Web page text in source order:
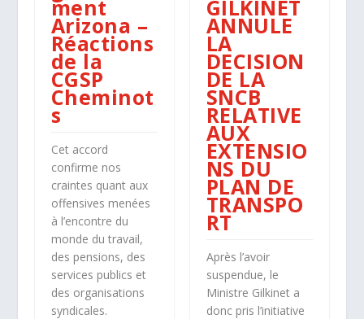
ment
Arizona –
Réactions
de la
CGSP
Cheminot
s
Cet accord
confirme nos
craintes quant aux
offensives menées
à l’encontre du
monde du travail,
des pensions, des
services publics et
des organisations
syndicales.
GILKINET
ANNULE
LA
DECISION
DE LA
SNCB
RELATIVE
AUX
EXTENSIO
NS DU
PLAN DE
TRANSPO
RT
Après l’avoir
suspendue, le
Ministre Gilkinet a
donc pris l’initiative